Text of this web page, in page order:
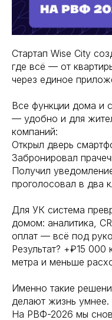
Стартап Wise City
где всё — от
через единое
Все функции дома и
— удобно и для
компаний:
Открыл дверь
Забронировал
Получил
проголосовал в два
Для УК система
домом: аналитика,
оплат — всё под
Результат? +₽15 000
метра и меньше
Именно такие
делают жизнь умнее.
На РВФ-2026 мы